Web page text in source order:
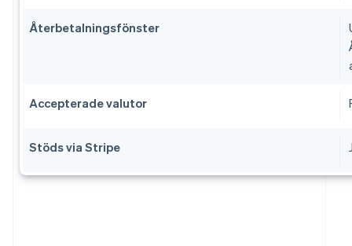
Återbetalningsfönster
Accepterade valutor
Stöds via Stripe